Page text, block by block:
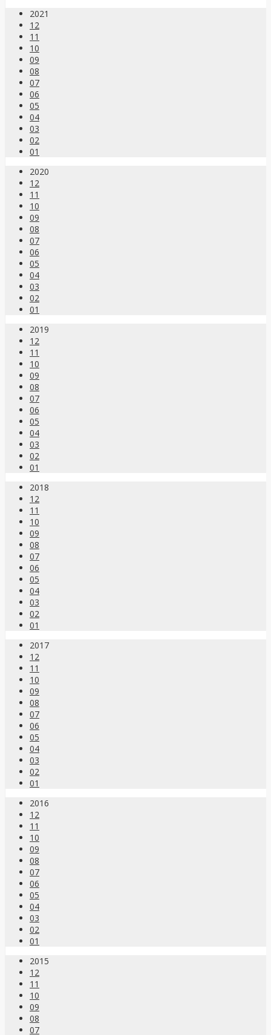
2021
12
11
10
09
08
07
06
05
04
03
02
01
2020
12
11
10
09
08
07
06
05
04
03
02
01
2019
12
11
10
09
08
07
06
05
04
03
02
01
2018
12
11
10
09
08
07
06
05
04
03
02
01
2017
12
11
10
09
08
07
06
05
04
03
02
01
2016
12
11
10
09
08
07
06
05
04
03
02
01
2015
12
11
10
09
08
07